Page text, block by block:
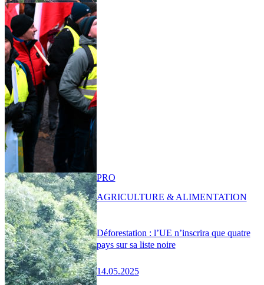
Déforestation : l’UE n’inscrira que quatre
pays sur sa liste noire
14.05.2025
PRO
AGRICULTURE & ALIMENTATION